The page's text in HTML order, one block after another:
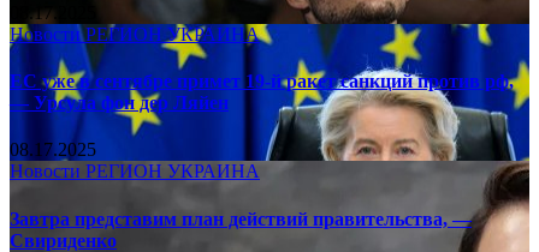
08.17.2025
НовостиРЕГИОНУКРАИНА
ЕС уже в сентябре примет 19-й ракет санкций против рф,
— Урсула фон дер Ляйен
08.17.2025
Новости РЕГИОН УКРАИНА
Завтра представим план действий правительства, —
Свириденко